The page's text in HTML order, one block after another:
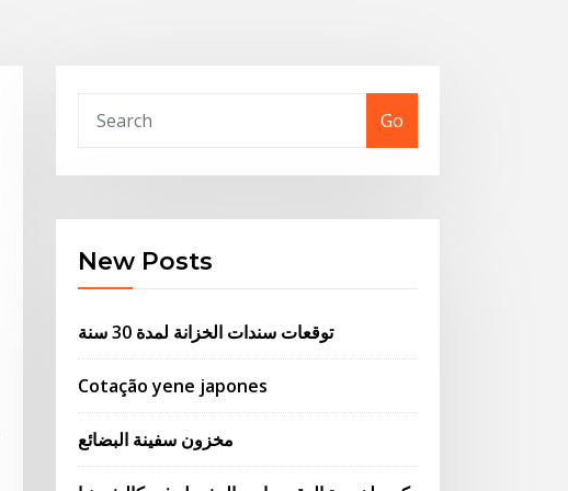
Go
New Posts
توقعات سندات الخزانة لمدة 30 سنة
Cotação yene japones
مخزون سفينة البضائع